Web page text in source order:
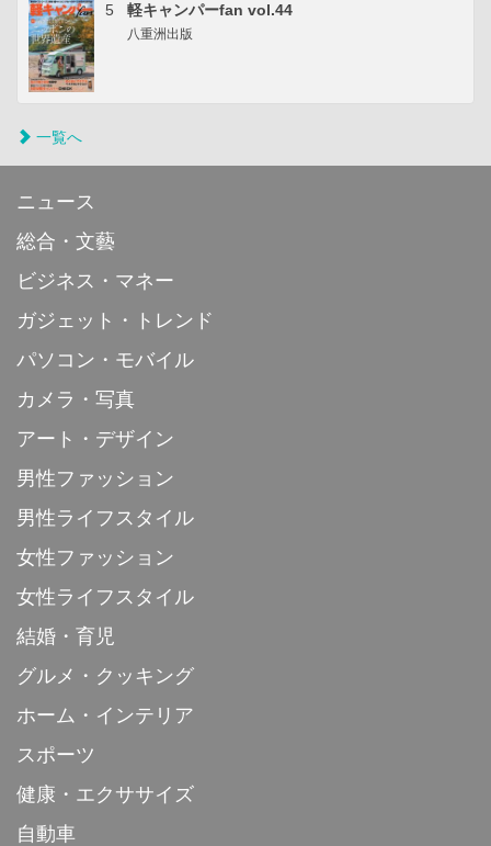
5 軽キャンパーfan vol.44
八重洲出版
一覧へ
ニュース
総合・文藝
ビジネス・マネー
ガジェット・トレンド
パソコン・モバイル
カメラ・写真
アート・デザイン
男性ファッション
男性ライフスタイル
女性ファッション
女性ライフスタイル
結婚・育児
グルメ・クッキング
ホーム・インテリア
スポーツ
健康・エクササイズ
自動車